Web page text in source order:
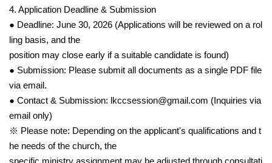
4. Application Deadline & Submission
● Deadline: June 30, 2026 (Applications will be reviewed on a rol
ling basis, and the
position may close early if a suitable candidate is found)
● Submission: Please submit all documents as a single PDF file
via email.
● Contact & Submission: lkccsession@gmail.com (Inquiries via
email only)
※ Please note: Depending on the applicant's qualifications and t
he needs of the church, the
specific ministry assignment may be adjusted through consultati